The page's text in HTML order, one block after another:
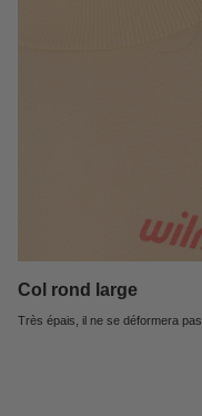
Col rond large
Très épais, il ne se déformera pas